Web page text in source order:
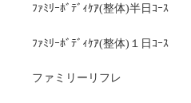
ﾌｧﾐﾘｰﾎﾞﾃﾞｨｹｱ(整体)半日ｺｰｽ
ﾌｧﾐﾘｰﾎﾞﾃﾞｨｹｱ(整体)１日ｺｰｽ
ファミリーリフレ